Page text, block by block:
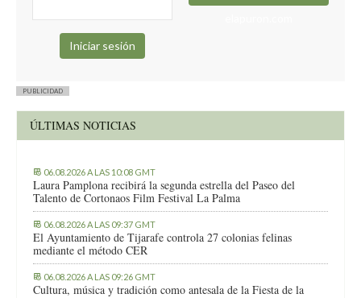
PUBLICIDAD
ÚLTIMAS NOTICIAS
06.08.2026 A LAS 10:08 GMT
Laura Pamplona recibirá la segunda estrella del Paseo del
Talento de Cortonaos Film Festival La Palma
06.08.2026 A LAS 09:37 GMT
El Ayuntamiento de Tijarafe controla 27 colonias felinas
mediante el método CER
06.08.2026 A LAS 09:26 GMT
Cultura, música y tradición como antesala de la Fiesta de la